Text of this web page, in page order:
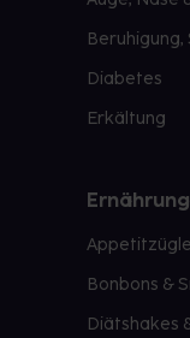
Beruhigung,
Diabetes
Erkältung
Bonbons &
Diätshakes